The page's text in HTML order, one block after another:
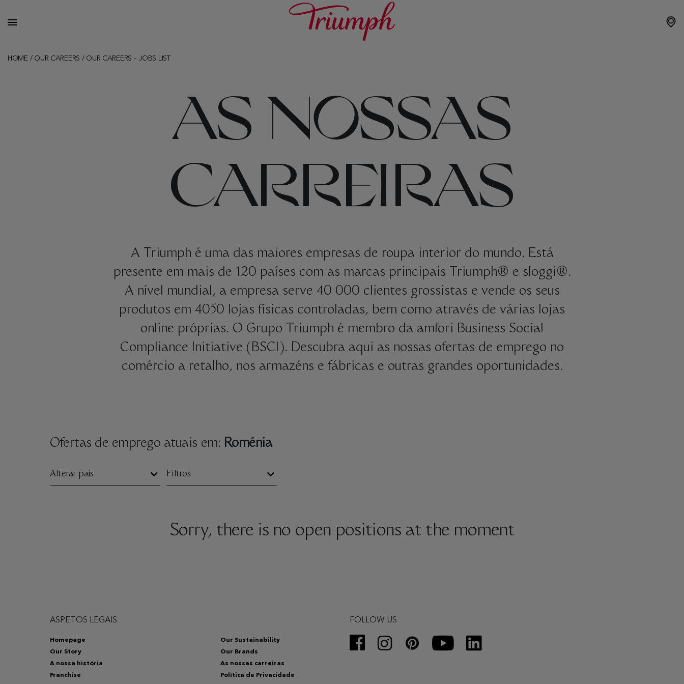
HOME/ OUR CAREERS / OUR CAREERS – JOBS LIST
AS NOSSAS
CARREIRAS
A Triumph é uma das maiores empresas de roupa interior do mundo. Está
presente em mais de 120 países com as marcas principais Triumph® e sloggi®.
A nível mundial, a empresa serve 40 000 clientes grossistas e vende os seus
produtos em 4050 lojas físicas controladas, bem como através de várias lojas
online próprias. O Grupo Triumph é membro da amfori Business Social
Compliance Initiative (BSCI). Descubra aqui as nossas ofertas de emprego no
comércio a retalho, nos armazéns e fábricas e outras grandes oportunidades.
Ofertas de emprego atuais em: Roménia
Alterar país Filtros
Sorry, there is no open positions at the moment
FOLLOW US
ASPETOS LEGAIS
Homepage
Our Sustainability
Our Story
Our Brands
A nossa história
As nossas carreiras
Franchise
Política de Privacidade